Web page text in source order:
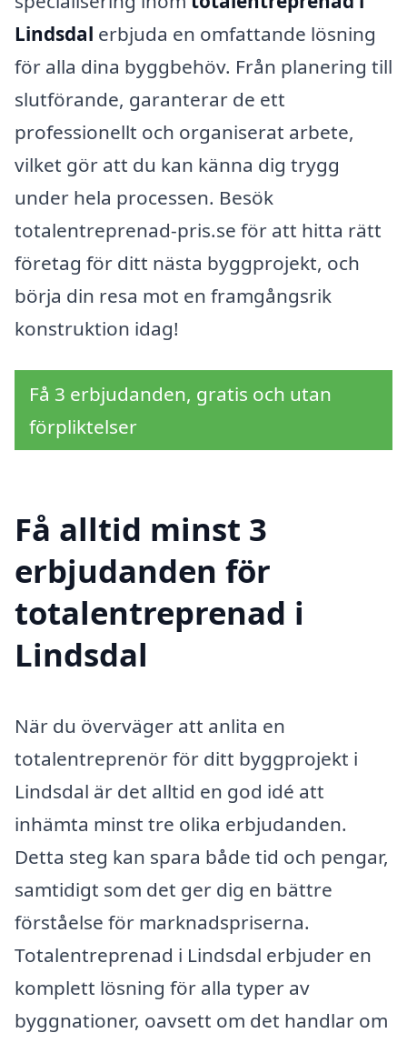
Lindsdal erbjuda en omfattande lösning
för alla dina byggbehöv. Från planering till
slutförande, garanterar de ett
professionellt och organiserat arbete,
vilket gör att du kan känna dig trygg
under hela processen. Besök
totalentreprenad-pris.se för att hitta rätt
företag för ditt nästa byggprojekt, och
börja din resa mot en framgångsrik
konstruktion idag!
Få 3 erbjudanden, gratis och utan
förpliktelser
Få alltid minst 3
erbjudanden för
totalentreprenad i
Lindsdal
När du överväger att anlita en
totalentreprenör för ditt byggprojekt i
Lindsdal är det alltid en god idé att
inhämta minst tre olika erbjudanden.
Detta steg kan spara både tid och pengar,
samtidigt som det ger dig en bättre
förståelse för marknadspriserna.
Totalentreprenad i Lindsdal erbjuder en
komplett lösning för alla typer av
byggnationer, oavsett om det handlar om